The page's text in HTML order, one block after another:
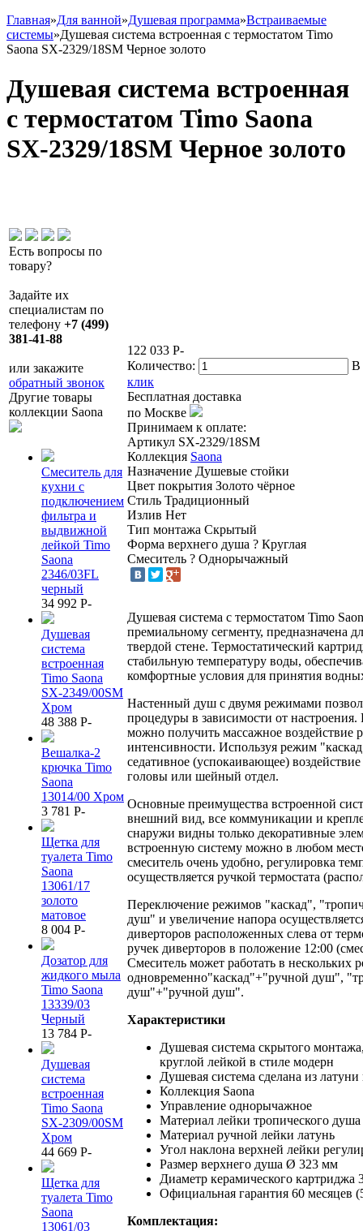
Главная»Для ванной»Душевая программа»Встраиваемые
системы»Душевая система встроенная с термостатом Timo
Saona SX-2329/18SM Черное золото
Душевая система встроенная
с термостатом Timo Saona
SX-2329/18SM Черное золото
Есть вопросы по
товару?
Задайте их
специалистам по
телефону +7 (499)
381-41-88
или закажите
обратный звонок
Другие товары
коллекции Saona
Смеситель для
кухни с
подключением
фильтра и
выдвижной
лейкой Timo
Saona
2346/03FL
черный
34 992 P-
Душевая
система
встроенная
Timo Saona
SX-2349/00SM
Хром
48 388 P-
Вешалка-2
крючка Timo
Saona
13014/00 Хром
3 781 P-
Щетка для
туалета Timo
Saona
13061/17
золото
матовое
8 004 P-
Дозатор для
жидкого мыла
Timo Saona
13339/03
Черный
13 784 P-
Душевая
система
встроенная
Timo Saona
SX-2309/00SM
Хром
44 669 P-
Щетка для
туалета Timo
Saona
13061/03
122 033 P-
Количество:
В
клик
Бесплатная доставка
по Москве
Принимаем к оплате:
Артикул SX-2329/18SM
Коллекция Saona
Назначение Душевые стойки
Цвет покрытия Золото чёрное
Стиль Традиционный
Излив Нет
Тип монтажа Скрытый
Форма верхнего душа ? Круглая
Смеситель ? Однорычажный
Душевая система с термостатом Timo
премиальному сегменту, предназначена
твердой стене. Термостатический
стабильную температуру воды,
комфортные условия для принятия
Настенный душ с двумя режимами
процедуры в зависимости от
можно получить массажное воздействие
интенсивности. Используя режим
седативное (успокаивающее)
головы или шейный отдел.
Основные преимущества встроенной
внешний вид, все коммуникации и
снаружи видны только декоративные
встроенную систему можно в любом
смеситель очень удобно, регулировка
осуществляется ручкой термостата
Переключение режимов "каскад",
душ" и увеличение напора
диверторов расположенных слева от
ручек диверторов в положение 12:00
Смеситель может работать в нескольких
одновременно"каскад"+"ручной душ",
душ"+"ручной душ".
Характеристики
Душевая система скрытого
круглой лейкой в стиле модерн
Душевая система сделана из латуни
Коллекция Saona
Управление однорычажное
Материал лейки тропического душа
Материал ручной лейки латунь
Угол наклона верхней лейки
Размер верхнего душа Ø 323 мм
Диаметр керамического картриджа
Официальная гарантия 60 месяцев
Комплектация: